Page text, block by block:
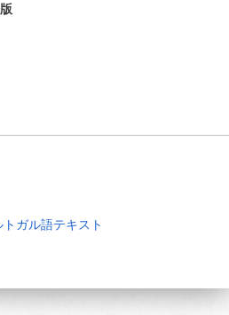
トガル語テキスト